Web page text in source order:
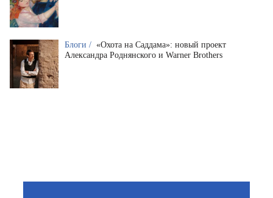
Блоги / «Охота на Саддама»: новый проект
Александра Роднянского и Warner Brothers